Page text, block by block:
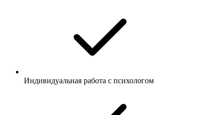
Индивидуальная работа с психологом